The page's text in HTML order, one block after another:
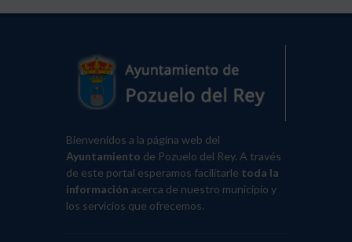
Bienvenidos a la página web del
Ayuntamiento de Pozuelo del Rey. A través
de este portal esperamos facilitarle toda la
información acerca de nuestro municipio y
los servicios que ofrecemos.